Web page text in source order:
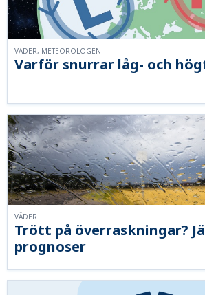
Varför snurrar låg- och
VÄDER, METEOROLOGEN
Trött på överraskningar?
prognoser
VÄDER